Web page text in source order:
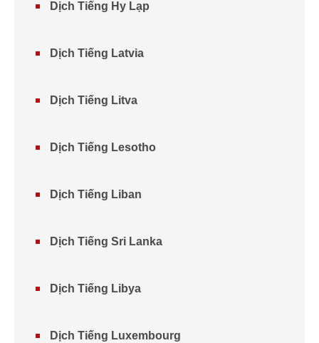
Dịch Tiếng Hy Lạp
Dịch Tiếng Latvia
Dịch Tiếng Litva
Dịch Tiếng Lesotho
Dịch Tiếng Liban
Dịch Tiếng Sri Lanka
Dịch Tiếng Libya
Dịch Tiếng Luxembourg